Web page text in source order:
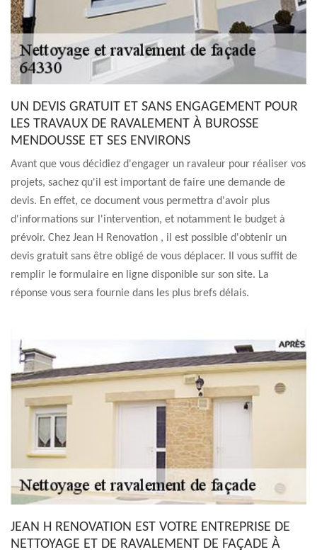
UN DEVIS GRATUIT ET SANS ENGAGEMENT POUR
LES TRAVAUX DE RAVALEMENT À BUROSSE
MENDOUSSE ET SES ENVIRONS
Avant que vous décidiez d'engager un ravaleur pour réaliser vos
projets, sachez qu'il est important de faire une demande de
devis. En effet, ce document vous permettra d'avoir plus
d'informations sur l'intervention, et notamment le budget à
prévoir. Chez Jean H Renovation , il est possible d'obtenir un
devis gratuit sans être obligé de vous déplacer. Il vous suffit de
remplir le formulaire en ligne disponible sur son site. La
réponse vous sera fournie dans les plus brefs délais.
JEAN H RENOVATION EST VOTRE ENTREPRISE DE
NETTOYAGE ET DE RAVALEMENT DE FAÇADE À